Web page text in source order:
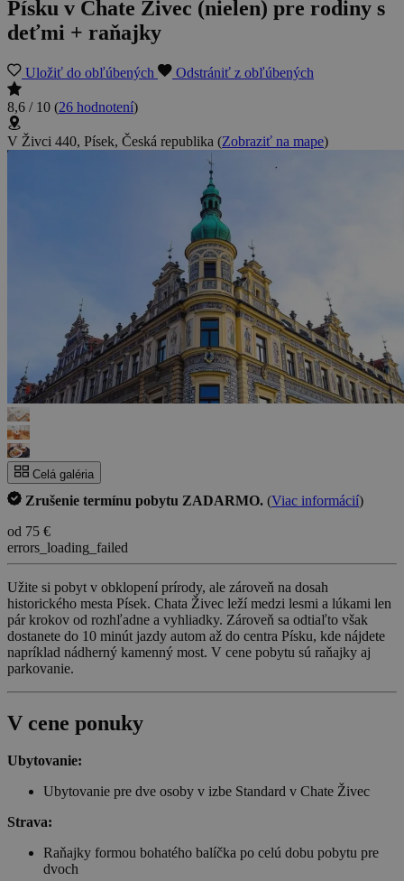
Písku v Chate Živec (nielen) pre rodiny s
deťmi + raňajky
Uložiť do obľúbených Odstrániť z obľúbených
8,6 / 10 (26 hodnotení)
V Živci 440, Písek, Česká republika (Zobraziť na mape)
Celá galéria
Zrušenie termínu pobytu ZADARMO. (Viac informácií)
od 75 €
errors_loading_failed
Užite si pobyt v obklopení prírody, ale zároveň na dosah
historického mesta Písek. Chata Živec leží medzi lesmi a lúkami len
pár krokov od rozhľadne a vyhliadky. Zároveň sa odtiaľto však
dostanete do 10 minút jazdy autom až do centra Písku, kde nájdete
napríklad nádherný kamenný most. V cene pobytu sú raňajky aj
parkovanie.
V cene ponuky
Ubytovanie:
Ubytovanie pre dve osoby v izbe Standard v Chate Živec
Strava:
Raňajky formou bohatého balíčka po celú dobu pobytu pre
dvoch